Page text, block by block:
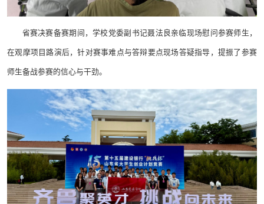
省赛决赛备赛期间，学校党委副书记聂法良亲临现场慰问参赛师生，
在观摩项目路演后，针对赛事难点与答辩要点现场答疑指导，提振了参赛
师生备战参赛的信心与干劲。